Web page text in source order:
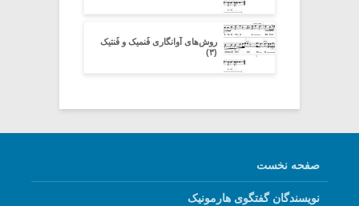
روش‌های آوانگاری فُنمیک و فُنتیک
(۳)
صفحه نخست
نویسندگان گفتگوی هارمونیک